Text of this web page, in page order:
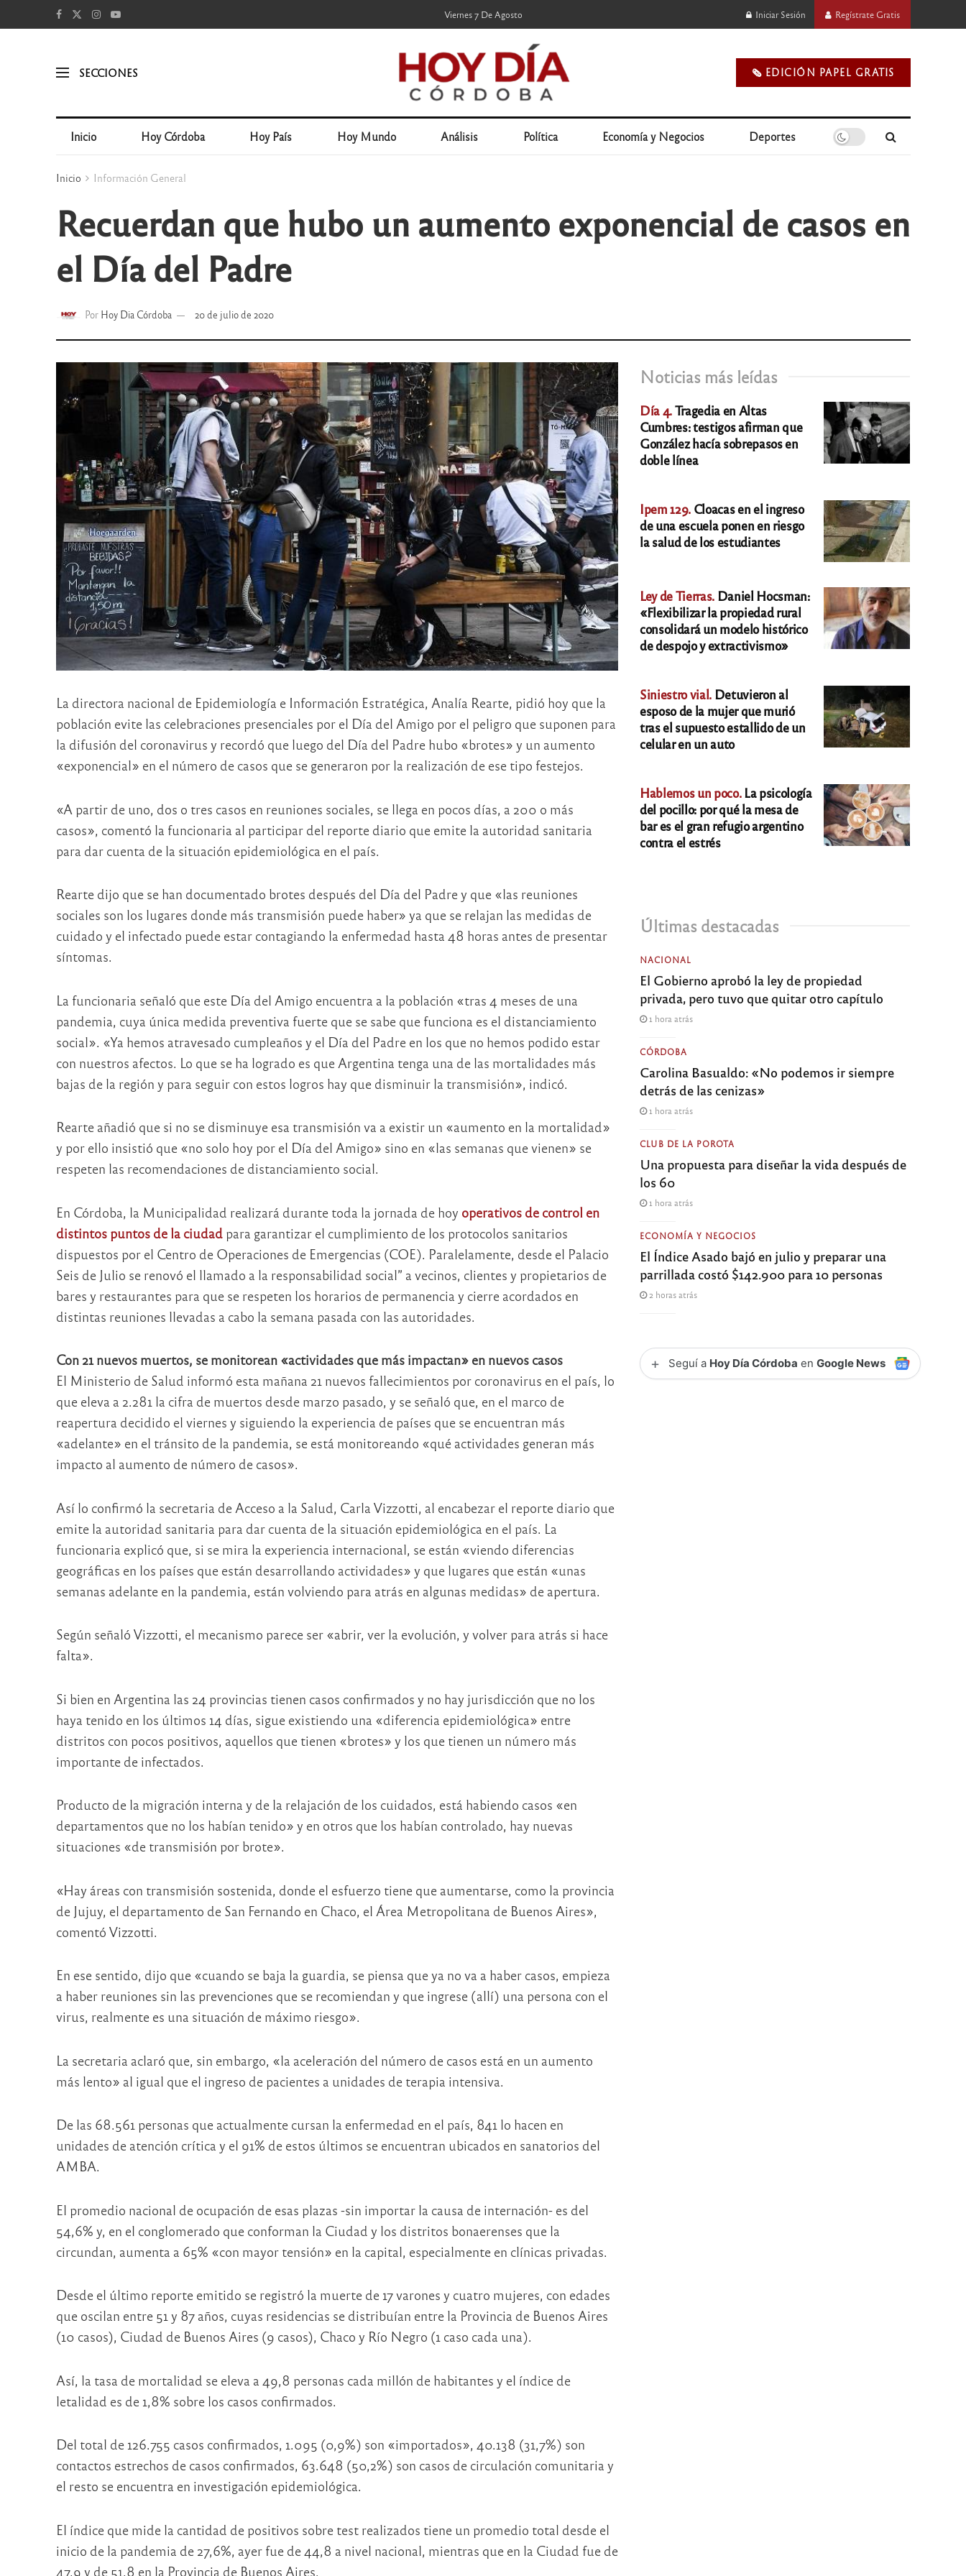
Viernes 7 De Agosto Iniciar Sesión Regístrate Gratis
SECCIONES 🗞️ EDICIÓN PAPEL GRATIS
Inicio Hoy Córdoba Hoy País Hoy Mundo Análisis Política Economía y Negocios Deportes
Inicio Información General
Recuerdan que hubo un aumento exponencial de casos en
el Día del Padre
Por Hoy Dia Córdoba 20 de julio de 2020
La directora nacional de Epidemiología e Información Estratégica, Analía Rearte, pidió hoy que la
población evite las celebraciones presenciales por el Día del Amigo por el peligro que suponen para
la difusión del coronavirus y recordó que luego del Día del Padre hubo «brotes» y un aumento
«exponencial» en el número de casos que se generaron por la realización de ese tipo festejos.
«A partir de uno, dos o tres casos en reuniones sociales, se llega en pocos días, a 200 o más
casos», comentó la funcionaria al participar del reporte diario que emite la autoridad sanitaria
para dar cuenta de la situación epidemiológica en el país.
Rearte dijo que se han documentado brotes después del Día del Padre y que «las reuniones
sociales son los lugares donde más transmisión puede haber» ya que se relajan las medidas de
cuidado y el infectado puede estar contagiando la enfermedad hasta 48 horas antes de presentar
síntomas.
La funcionaria señaló que este Día del Amigo encuentra a la población «tras 4 meses de una
pandemia, cuya única medida preventiva fuerte que se sabe que funciona es el distanciamiento
social». «Ya hemos atravesado cumpleaños y el Día del Padre en los que no hemos podido estar
con nuestros afectos. Lo que se ha logrado es que Argentina tenga una de las mortalidades más
bajas de la región y para seguir con estos logros hay que disminuir la transmisión», indicó.
Rearte añadió que si no se disminuye esa transmisión va a existir un «aumento en la mortalidad»
y por ello insistió que «no solo hoy por el Día del Amigo» sino en «las semanas que vienen» se
respeten las recomendaciones de distanciamiento social.
En Córdoba, la Municipalidad realizará durante toda la jornada de hoy operativos de control en
distintos puntos de la ciudadpara garantizar el cumplimiento de los protocolos sanitarios
dispuestos por el Centro de Operaciones de Emergencias (COE). Paralelamente, desde el Palacio
Seis de Julio se renovó el llamado a la responsabilidad social” a vecinos, clientes y propietarios de
bares y restaurantes para que se respeten los horarios de permanencia y cierre acordados en
distintas reuniones llevadas a cabo la semana pasada con las autoridades.
Con 21 nuevos muertos, se monitorean «actividades que más impactan» en nuevos casos
El Ministerio de Salud informó esta mañana 21 nuevos fallecimientos por coronavirus en el país, lo
que eleva a 2.281 la cifra de muertos desde marzo pasado, y se señaló que, en el marco de
reapertura decidido el viernes y siguiendo la experiencia de países que se encuentran más
«adelante» en el tránsito de la pandemia, se está monitoreando «qué actividades generan más
impacto al aumento de número de casos».
Así lo confirmó la secretaria de Acceso a la Salud, Carla Vizzotti, al encabezar el reporte diario que
emite la autoridad sanitaria para dar cuenta de la situación epidemiológica en el país. La
funcionaria explicó que, si se mira la experiencia internacional, se están «viendo diferencias
geográficas en los países que están desarrollando actividades» y que lugares que están «unas
semanas adelante en la pandemia, están volviendo para atrás en algunas medidas» de apertura.
Según señaló Vizzotti, el mecanismo parece ser «abrir, ver la evolución, y volver para atrás si hace
falta».
Si bien en Argentina las 24 provincias tienen casos confirmados y no hay jurisdicción que no los
haya tenido en los últimos 14 días, sigue existiendo una «diferencia epidemiológica» entre
distritos con pocos positivos, aquellos que tienen «brotes» y los que tienen un número más
importante de infectados.
Producto de la migración interna y de la relajación de los cuidados, está habiendo casos «en
departamentos que no los habían tenido» y en otros que los habían controlado, hay nuevas
situaciones «de transmisión por brote».
«Hay áreas con transmisión sostenida, donde el esfuerzo tiene que aumentarse, como la provincia
de Jujuy, el departamento de San Fernando en Chaco, el Área Metropolitana de Buenos Aires»,
comentó Vizzotti.
En ese sentido, dijo que «cuando se baja la guardia, se piensa que ya no va a haber casos, empieza
a haber reuniones sin las prevenciones que se recomiendan y que ingrese (allí) una persona con el
virus, realmente es una situación de máximo riesgo».
La secretaria aclaró que, sin embargo, «la aceleración del número de casos está en un aumento
más lento» al igual que el ingreso de pacientes a unidades de terapia intensiva.
De las 68.561 personas que actualmente cursan la enfermedad en el país, 841 lo hacen en
unidades de atención crítica y el 91% de estos últimos se encuentran ubicados en sanatorios del
AMBA.
El promedio nacional de ocupación de esas plazas -sin importar la causa de internación- es del
54,6% y, en el conglomerado que conforman la Ciudad y los distritos bonaerenses que la
circundan, aumenta a 65% «con mayor tensión» en la capital, especialmente en clínicas privadas.
Desde el último reporte emitido se registró la muerte de 17 varones y cuatro mujeres, con edades
que oscilan entre 51 y 87 años, cuyas residencias se distribuían entre la Provincia de Buenos Aires
(10 casos), Ciudad de Buenos Aires (9 casos), Chaco y Río Negro (1 caso cada una).
Así, la tasa de mortalidad se eleva a 49,8 personas cada millón de habitantes y el índice de
letalidad es de 1,8% sobre los casos confirmados.
Del total de 126.755 casos confirmados, 1.095 (0,9%) son «importados», 40.138 (31,7%) son
contactos estrechos de casos confirmados, 63.648 (50,2%) son casos de circulación comunitaria y
el resto se encuentra en investigación epidemiológica.
El índice que mide la cantidad de positivos sobre test realizados tiene un promedio total desde el
inicio de la pandemia de 27,6%, ayer fue de 44,8 a nivel nacional, mientras que en la Ciudad fue de
47,9 y de 51,8 en la Provincia de Buenos Aires.
Noticias más leídas
Día 4.Tragedia en Altas
Cumbres: testigos afirman que
González hacía sobrepasos en
doble línea
Ipem 129. Cloacas en el ingreso
de una escuela ponen en riesgo
la salud de los estudiantes
Ley de Tierras. Daniel Hocsman:
«Flexibilizar la propiedad rural
consolidará un modelo histórico
de despojo y extractivismo»
Siniestro vial. Detuvieron al
esposo de la mujer que murió
tras el supuesto estallido de un
celular en un auto
Hablemos un poco.La psicología
del pocillo: por qué la mesa de
bar es el gran refugio argentino
contra el estrés
Últimas destacadas
NACIONAL
El Gobierno aprobó la ley de propiedad
privada, pero tuvo que quitar otro capítulo
1 hora atrás
CÓRDOBA
Carolina Basualdo: «No podemos ir siempre
detrás de las cenizas»
1 hora atrás
CLUB DE LA POROTA
Una propuesta para diseñar la vida después de
los 60
1 hora atrás
ECONOMÍA Y NEGOCIOS
El Índice Asado bajó en julio y preparar una
parrillada costó $142.900 para 10 personas
2 horas atrás
+ Seguí a Hoy Día Córdoba enGoogle News